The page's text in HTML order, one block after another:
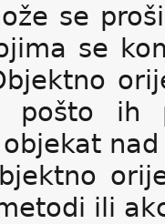
se
se
pošto ih
ili